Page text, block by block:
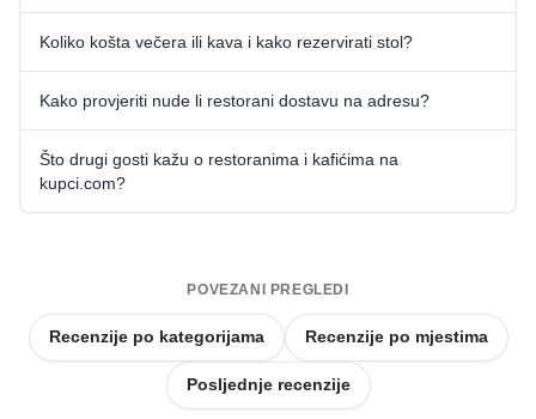
Koliko košta večera ili kava i kako rezervirati stol?
Kako provjeriti nude li restorani dostavu na adresu?
Što drugi gosti kažu o restoranima i kafićima na
kupci.com?
POVEZANI PREGLEDI
Recenzije po kategorijama Recenzije po mjestima
Posljednje recenzije